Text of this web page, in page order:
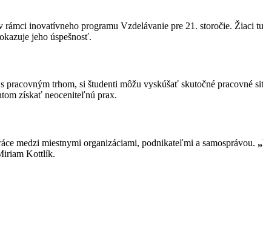
inovatívneho programu Vzdelávanie pre 21. storočie. Žiaci
jeho úspešnosť.
trhom, si študenti môžu vyskúšať skutočné pracovné
získať neoceniteľnú prax.
medzi miestnymi organizáciami, podnikateľmi a samosprávou.
Kottlík.